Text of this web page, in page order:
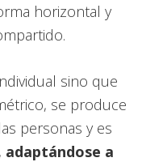
horizontal y
sino que
se produce
personas y es
, adaptándose a